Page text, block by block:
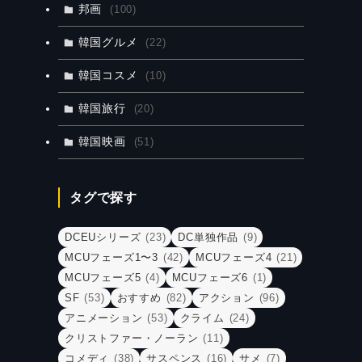
邦画 (100)
韓国グルメ (22)
韓国コスメ (10)
韓国旅行 (20)
韓国映画 (51)
タグで探す
DCEUシリーズ (23) DC単独作品 (9)
MCUフェーズ1〜3 (42) MCUフェーズ4 (21)
MCUフェーズ5 (4) MCUフェーズ6 (1)
SF (53) おすすめ (82) アクション (96)
アニメーション (53) クライム (24)
クリストファー・ノーラン (11)
コメディ (38) サスペンス (16) サメ (7)